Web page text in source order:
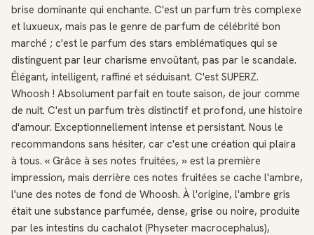
brise dominante qui enchante. C'est un parfum très complexe
et luxueux, mais pas le genre de parfum de célébrité bon
marché ; c'est le parfum des stars emblématiques qui se
distinguent par leur charisme envoûtant, pas par le scandale.
Élégant, intelligent, raffiné et séduisant. C'est SUPERZ.
Whoosh ! Absolument parfait en toute saison, de jour comme
de nuit. C'est un parfum très distinctif et profond, une histoire
d'amour. Exceptionnellement intense et persistant. Nous le
recommandons sans hésiter, car c'est une création qui plaira
à tous. « Grâce à ses notes fruitées, » est la première
impression, mais derrière ces notes fruitées se cache l'ambre,
l'une des notes de fond de Whoosh. À l'origine, l'ambre gris
était une substance parfumée, dense, grise ou noire, produite
par les intestins du cachalot (Physeter macrocephalus),